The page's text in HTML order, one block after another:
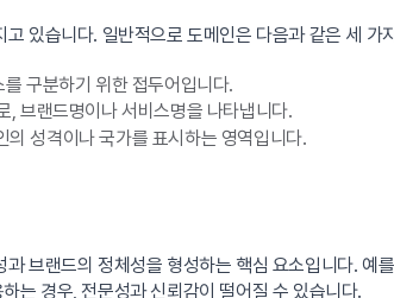
있습니다. 일반적으로 도메인은 다음과 같은 세 가
구분하기 위한 접두어입니다.
, 브랜드명이나 서비스명을 나타냅니다.
성격이나 국가를 표시하는 영역입니다.
브랜드의 정체성을 형성하는 핵심 요소입니다.
는 경우, 전문성과 신뢰감이 떨어질 수 있습니다.